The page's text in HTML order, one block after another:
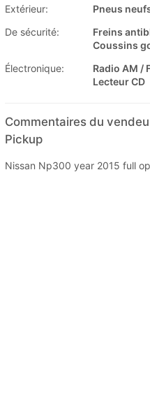
Extérieur:
Pneus
De sécurité:
Freins
Coussins
Électronique:
Radio AM /
Lecteur CD
Commentaires du
Pickup
Nissan Np300 year 2015 full